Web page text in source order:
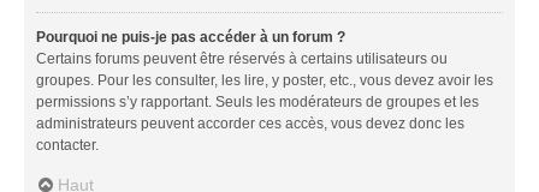
Pourquoi ne puis-je pas accéder à un forum ?
Certains forums peuvent être réservés à certains utilisateurs ou
groupes. Pour les consulter, les lire, y poster, etc., vous devez avoir les
permissions s’y rapportant. Seuls les modérateurs de groupes et les
administrateurs peuvent accorder ces accès, vous devez donc les
contacter.
Haut